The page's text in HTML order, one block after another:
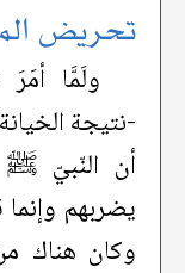
تحريض
ولَمَّا
-نتيجة
أن النّبيّ
يضربهم
وكان هناك